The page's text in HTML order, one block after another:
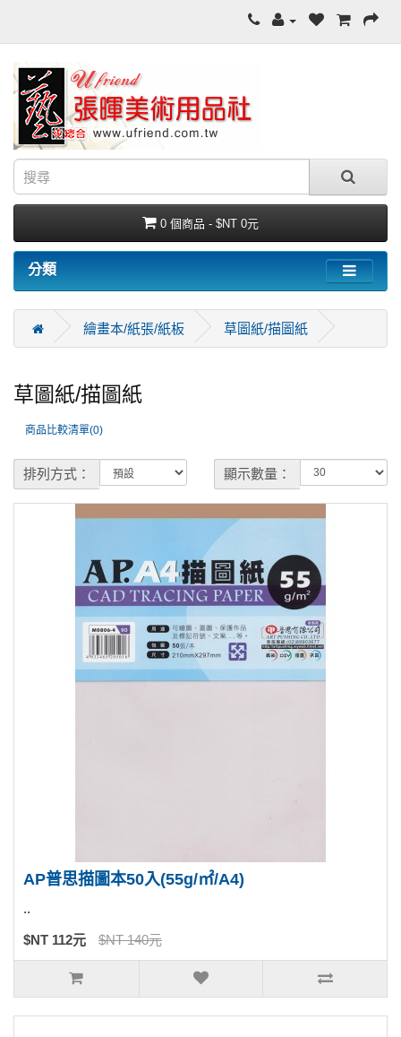
0 個商品 - $NT 0元
分類
繪畫本/紙張/紙板 草圖紙/描圖紙
草圖紙/描圖紙
商品比較清單(0)
排列方式： 顯示數量：
AP普思描圖本50入(55g/㎡/A4)
..
$NT 112元 $NT 140元